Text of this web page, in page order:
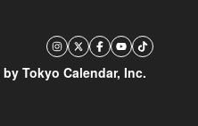
Tokyo Calendar, Inc.